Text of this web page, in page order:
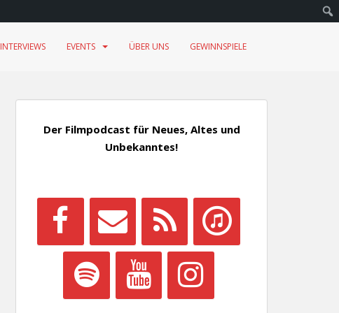
INTERVIEWS EVENTS ÜBER UNS GEWINNSPIELE
Der Filmpodcast für Neues, Altes und
Unbekanntes!